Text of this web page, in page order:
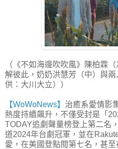
（《不如海邊吹吹風》陳柏霖
解彼此，奶奶洪慧芳（中）與
供：大川大立））
【WoWoNews】 治癒系愛情影
熱度持續飆升，不僅受封是「
TODAY追劇聲量榜登上第二名
道2024年台劇冠軍，並在
愛，在美國登點閱第七名，甚